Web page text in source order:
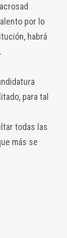
por lo
habrá
para tal
todas las
más se